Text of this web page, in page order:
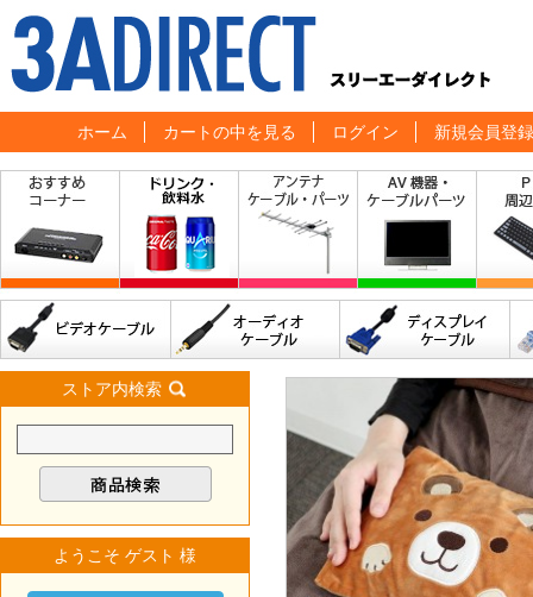
ホーム カートの中を見る ログイン 新規会員登録
ストア内検索
ようこそ ゲスト 様